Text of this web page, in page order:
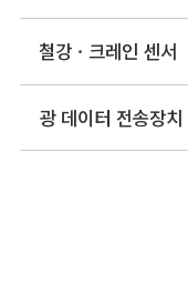
철강 · 크레인 센서
광 데이터 전송장치